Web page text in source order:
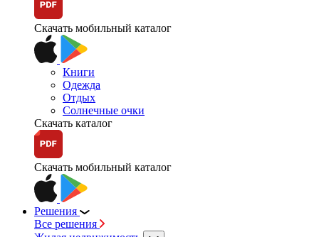
Скачать мобильный каталог
Книги
Одежда
Отдых
Солнечные очки
Скачать каталог
Скачать мобильный каталог
Решения
Все решения